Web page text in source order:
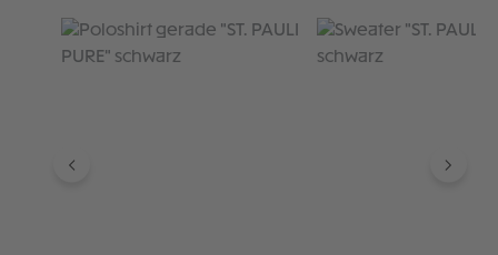
Produktgalerie überspringen